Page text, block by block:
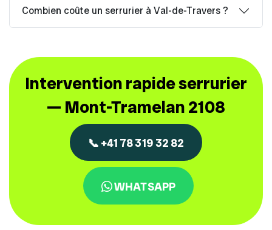
Combien coûte un serrurier à Val-de-Travers ?
Intervention rapide serrurier
— Mont-Tramelan 2108
📞 +41 78 319 32 82
WHATSAPP